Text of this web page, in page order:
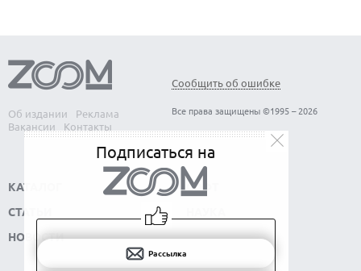
Об издании
Реклама
Вакансии
Контакты
Сообщить об ошибке
Все права защищены ©1995 – 2026
КАТАЛОГ
СТАТЬИ
НОВОСТИ
СОФТ
Подписаться на
Рассылка